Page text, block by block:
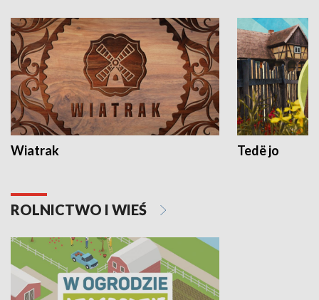
Wiatrak Tedë jo
ROLNICTWO I WIEŚ